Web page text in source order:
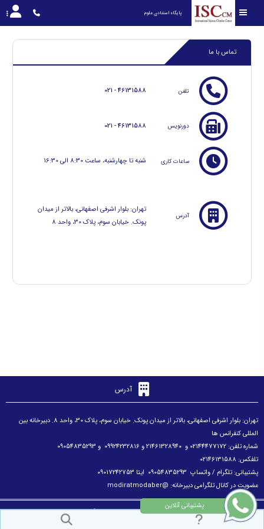
پایگاه استنادی علوم
تماس با ما
تلفن 021 - 46131588
دورنویس 021 - 46131588
ساعات کاری شنبه تا چهارشنبه، ساعت 8:30 الی 16:30
آدرس
تهران: بلوار اشرفی اصفهانی، بالاتر از میدان
پونک. خیابان سوم، پلاک 30، واحد 8
آدرس
تهران: بلوار اشرفی اصفهانی، بالاتر از میدان پونک. خیابان سوم، پلاک 30، واحد 8. دبیرخانه بین
المللی کنفرانس ها
شماره تلفن: 02144477172 و 21461328940 و 09924232816 و 09054835293
تلفکس: 02146131588
پشتیبانی: تلگرام / واتساپ 09054835293 ایتا 09017242753
عضويت در كانال تلگرامی دبیرخانه: @modiratmodaber
تمام حقوق مادی و معنوی برای پایگاه استنادی علوم محفوظ است. © ۱۴۰۵